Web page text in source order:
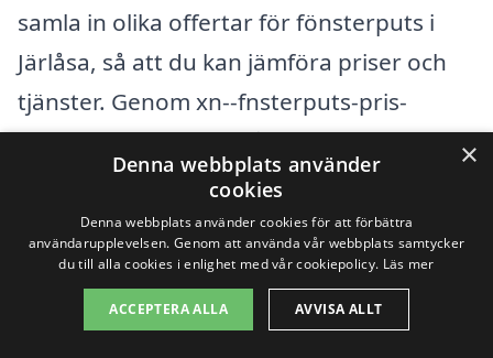
samla in olika offertar för fönsterputs i
Järlåsa, så att du kan jämföra priser och
tjänster. Genom xn--fnsterputs-pris-
8sb.se kan du enkelt få kontakt med
lokala företag som specialiserat sig på
fönsterputsning och inhämtat offerter
som passar din budget och behov.
Genom att förstå dessa faktorer kan du
×
Denna webbplats använder
cookies
Denna webbplats använder cookies för att förbättra
användarupplevelsen. Genom att använda vår webbplats samtycker
du till alla cookies i enlighet med vår cookiepolicy. Läs mer
ACCEPTERA ALLA AVVISA ALLT